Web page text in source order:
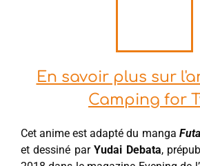
En savoir plus sur
Camping for
Cet anime est adapté du manga
et dessiné parYudai Debata,